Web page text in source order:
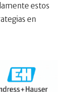
estos
en